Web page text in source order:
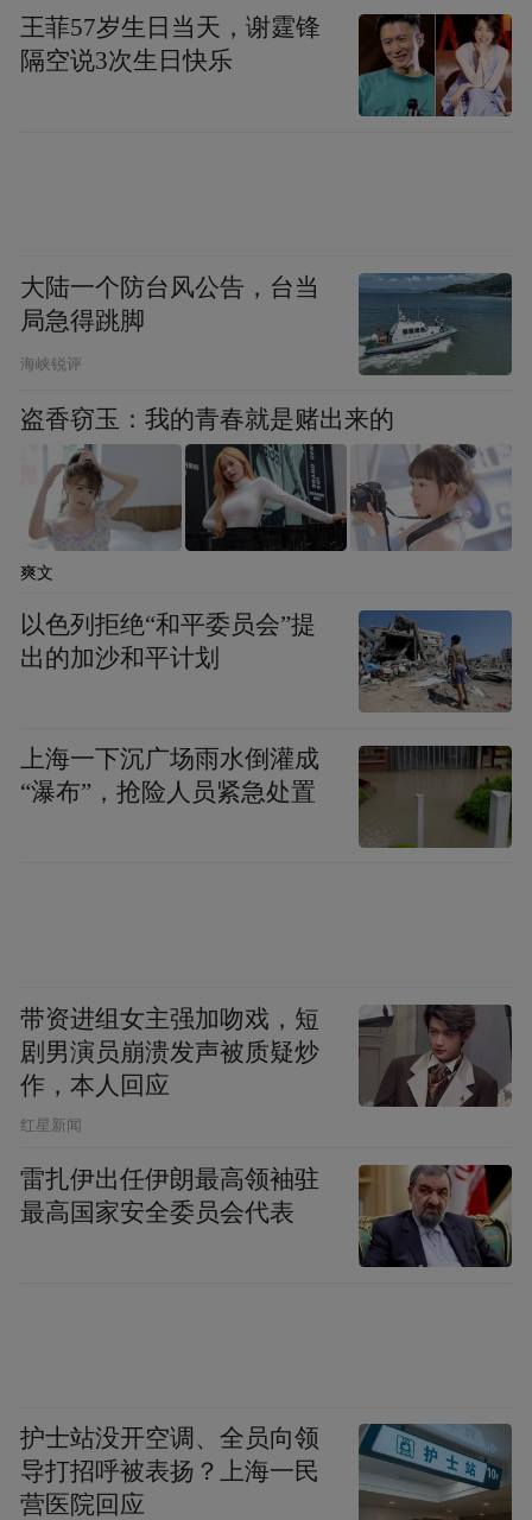
王菲57岁生日当天，谢霆锋
隔空说3次生日快乐
大陆一个防台风公告，台当
局急得跳脚
海峡锐评
盗香窃玉：我的青春就是赌出来的
爽文
以色列拒绝“和平委员会”提
出的加沙和平计划
上海一下沉广场雨水倒灌成
“瀑布”，抢险人员紧急处置
带资进组女主强加吻戏，短
剧男演员崩溃发声被质疑炒
作，本人回应
​红星新闻
雷扎伊出任伊朗最高领袖驻
最高国家安全委员会代表
护士站没开空调、全员向领
导打招呼被表扬？上海一民
营医院回应